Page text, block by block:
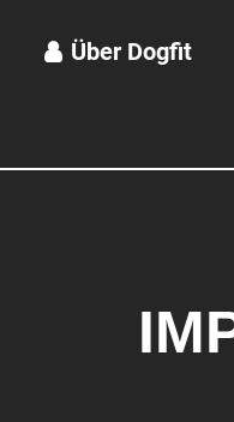
 Über Dogfit